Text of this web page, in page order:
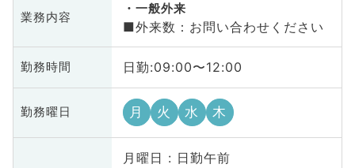
業務内容
一般外来
■外来数：お問い合わせください
勤務時間 日勤:09:00〜12:00
勤務曜日 月 火 水 木
月曜日 : 日勤午前